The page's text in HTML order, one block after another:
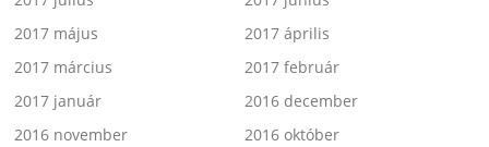
2017 május
2017 április
2017 március
2017 február
2017 január
2016 december
2016 november
2016 október